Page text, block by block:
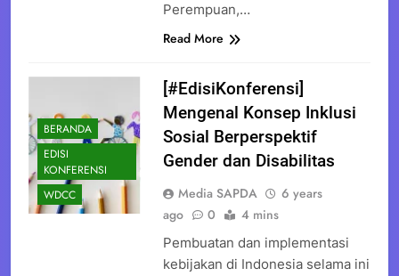
Perempuan,…
Read More
BERANDA
EDISI
KONFERENSI
WDCC
[#EdisiKonferensi]
Mengenal Konsep Inklusi
Sosial Berperspektif
Gender dan Disabilitas
Media SAPDA
6 years
ago
0 4 mins
Pembuatan dan implementasi
kebijakan di Indonesia selama ini